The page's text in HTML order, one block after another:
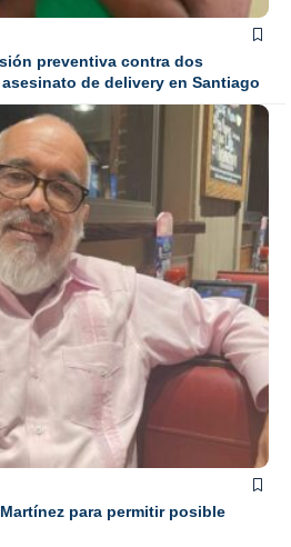
preventiva contra dos
de delivery en Santiago
para permitir posible